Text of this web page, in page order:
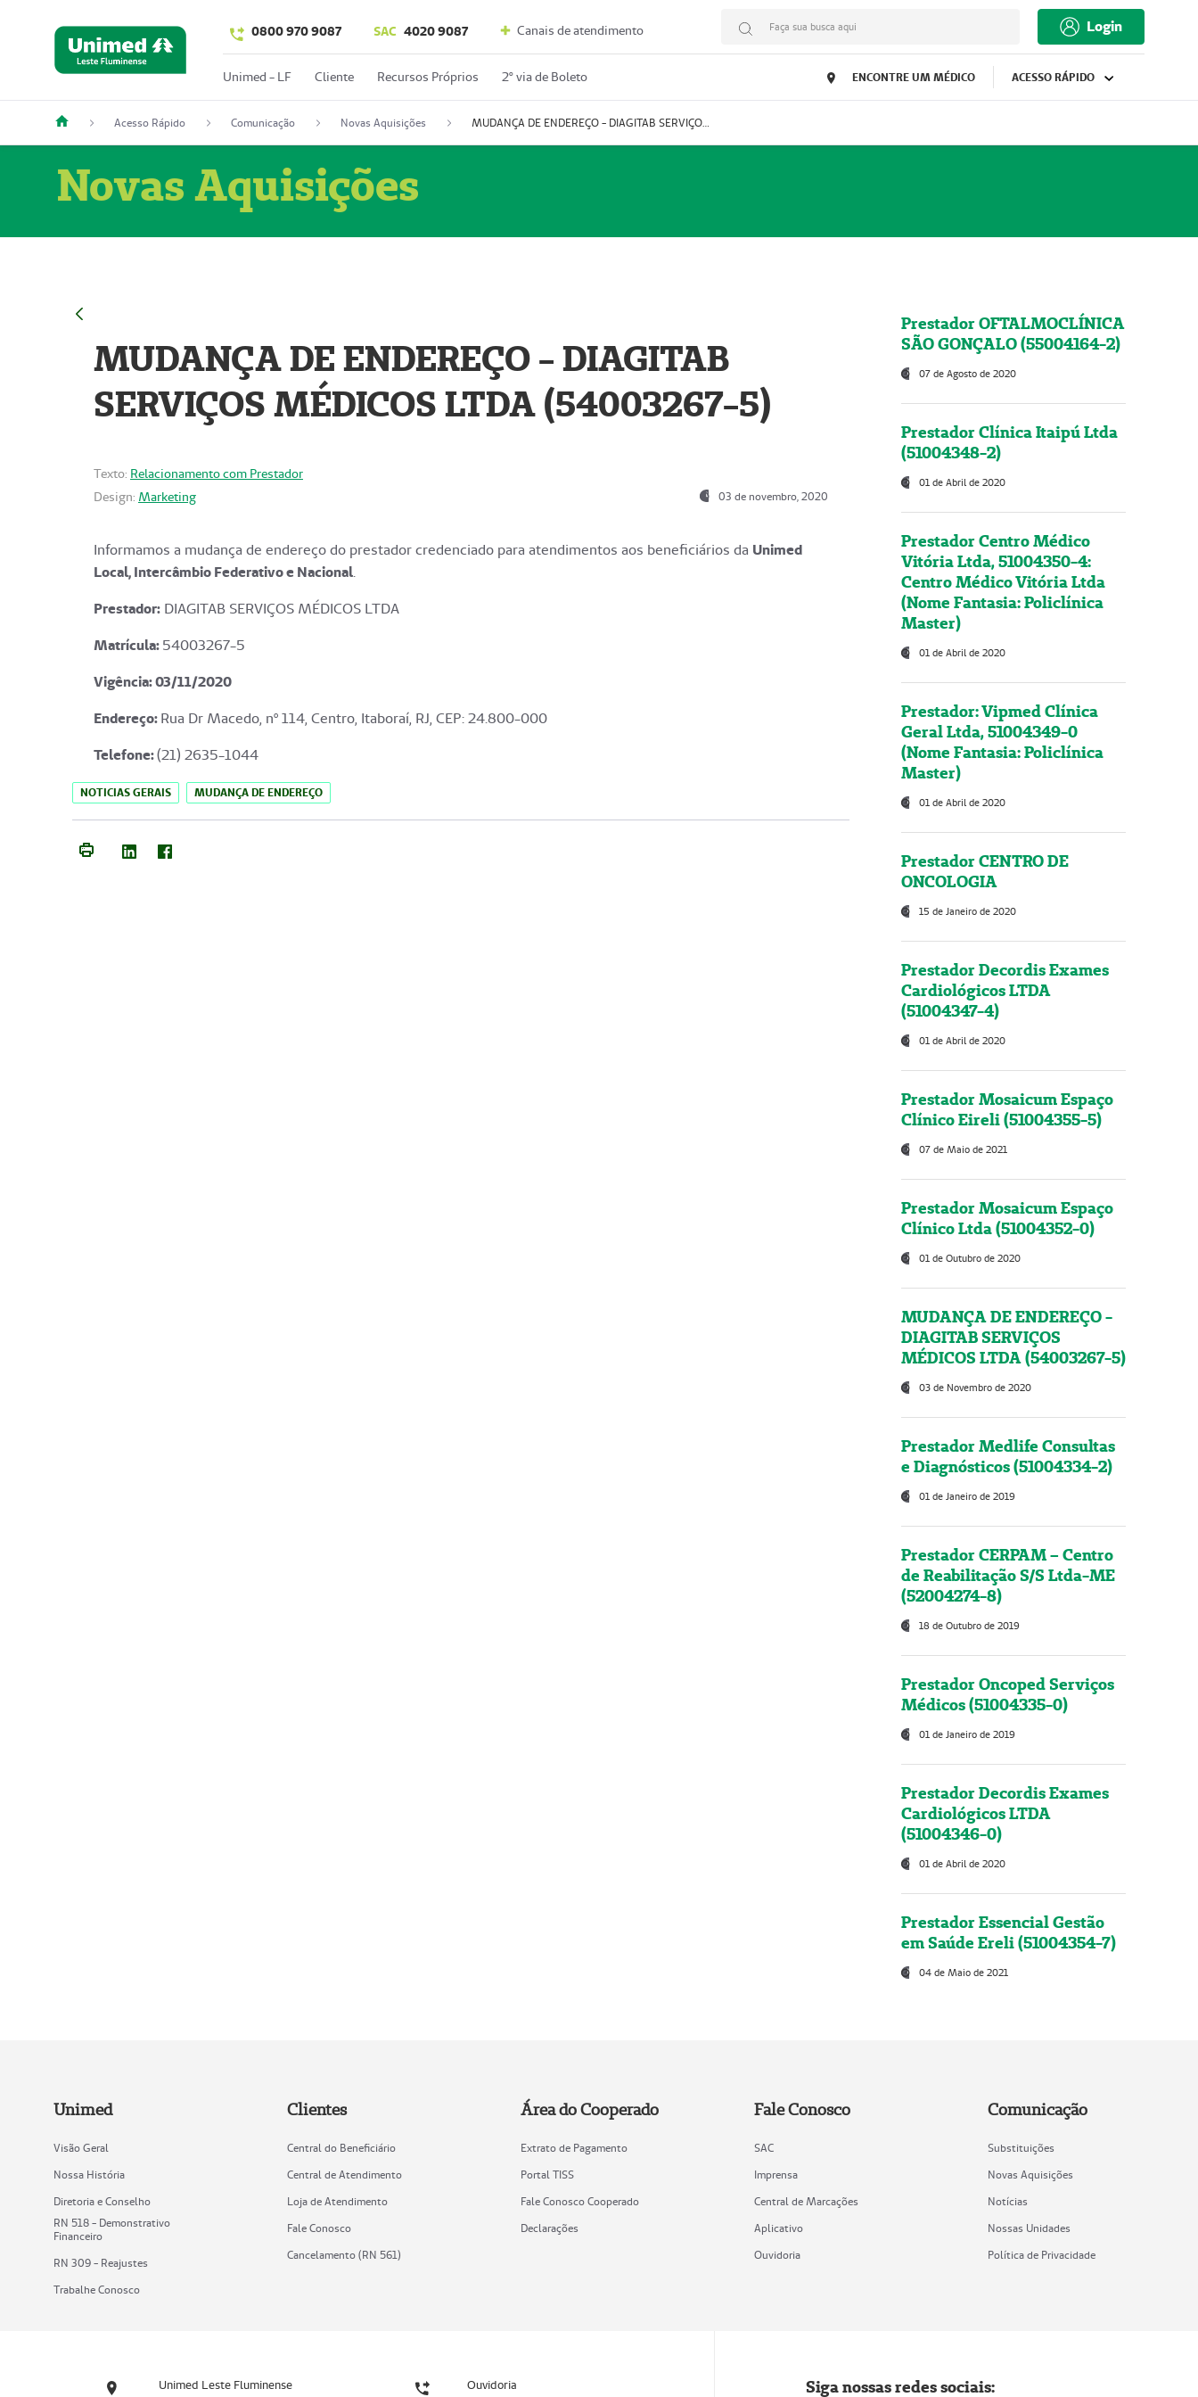
0800 970 9087 SAC 4020 9087 Canais de atendimento Faça sua busca aqui Login
Unimed - LF Cliente Recursos Próprios 2º via de Boleto ENCONTRE UM MÉDICO ACESSO RÁPIDO
Acesso Rápido Comunicação Novas Aquisições MUDANÇA DE ENDEREÇO - DIAGITAB SERVIÇOS MÉDICOS LTDA (54003267-5)
Novas Aquisições
MUDANÇA DE ENDEREÇO - DIAGITAB
SERVIÇOS MÉDICOS LTDA (54003267-5)
Texto: Relacionamento com Prestador
Design: Marketing 03 de novembro, 2020
Informamos a mudança de endereço do prestador credenciado para atendimentos aos beneficiários da Unimed
Local, Intercâmbio Federativo e Nacional.
Prestador: DIAGITAB SERVIÇOS MÉDICOS LTDA
Matrícula:54003267-5
Vigência: 03/11/2020
Endereço:Rua Dr Macedo, nº 114, Centro, Itaboraí, RJ, CEP: 24.800-000
Telefone:(21) 2635-1044
NOTICIAS GERAIS MUDANÇA DE ENDEREÇO
Prestador OFTALMOCLÍNICA
SÃO GONÇALO (55004164-2)
07 de Agosto de 2020
Prestador Clínica Itaipú Ltda
(51004348-2)
01 de Abril de 2020
Prestador Centro Médico
Vitória Ltda, 51004350-4:
Centro Médico Vitória Ltda
(Nome Fantasia: Policlínica
Master)
01 de Abril de 2020
Prestador: Vipmed Clínica
Geral Ltda, 51004349-0
(Nome Fantasia: Policlínica
Master)
01 de Abril de 2020
Prestador CENTRO DE
ONCOLOGIA
15 de Janeiro de 2020
Prestador Decordis Exames
Cardiológicos LTDA
(51004347-4)
01 de Abril de 2020
Prestador Mosaicum Espaço
Clínico Eireli (51004355-5)
07 de Maio de 2021
Prestador Mosaicum Espaço
Clínico Ltda (51004352-0)
01 de Outubro de 2020
MUDANÇA DE ENDEREÇO -
DIAGITAB SERVIÇOS
MÉDICOS LTDA (54003267-5)
03 de Novembro de 2020
Prestador Medlife Consultas
e Diagnósticos (51004334-2)
01 de Janeiro de 2019
Prestador CERPAM – Centro
de Reabilitação S/S Ltda-ME
(52004274-8)
18 de Outubro de 2019
Prestador Oncoped Serviços
Médicos (51004335-0)
01 de Janeiro de 2019
Prestador Decordis Exames
Cardiológicos LTDA
(51004346-0)
01 de Abril de 2020
Prestador Essencial Gestão
em Saúde Ereli (51004354-7)
04 de Maio de 2021
Unimed
Visão Geral
Nossa História
Diretoria e Conselho
RN 518 - Demonstrativo
Financeiro
RN 309 - Reajustes
Trabalhe Conosco
Clientes
Central do Beneficiário
Central de Atendimento
Loja de Atendimento
Fale Conosco
Cancelamento (RN 561)
Área do Cooperado
Extrato de Pagamento
Portal TISS
Fale Conosco Cooperado
Declarações
Fale Conosco
SAC
Imprensa
Central de Marcações
Aplicativo
Ouvidoria
Comunicação
Substituições
Novas Aquisições
Notícias
Nossas Unidades
Política de Privacidade
Unimed Leste Fluminense Ouvidoria Siga nossas redes sociais: